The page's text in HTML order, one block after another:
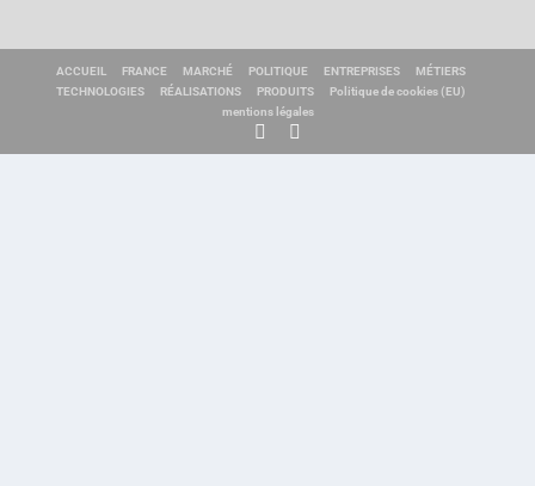
ACCUEIL FRANCE MARCHÉ POLITIQUE ENTREPRISES
MÉTIERS
TECHNOLOGIES
RÉALISATIONS PRODUITS
Politique de cookies (EU)
mentions légales